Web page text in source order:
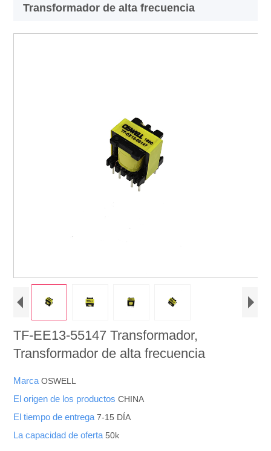
Transformador de alta frecuencia
TF-EE13-55147 Transformador,
Transformador de alta frecuencia
MarcaOSWELL
El origen de los productosCHINA
El tiempo de entrega7-15 DÍA
La capacidad de oferta50k